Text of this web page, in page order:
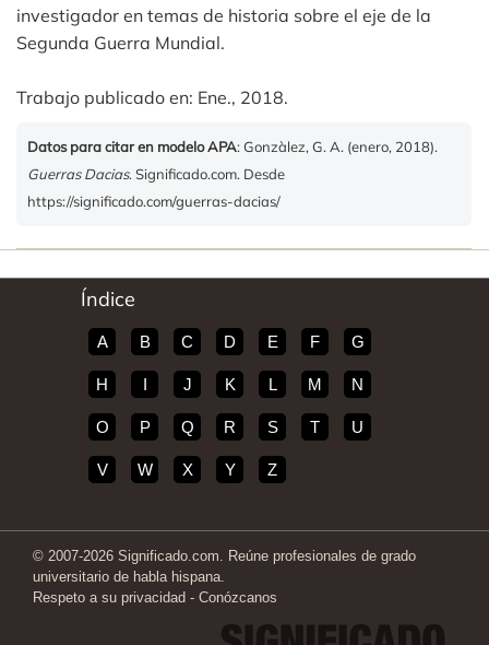
investigador en temas de historia sobre el eje de la
Segunda Guerra Mundial.
Trabajo publicado en: Ene., 2018.
Datos para citar en modelo APA: Gonzàlez, G. A. (enero, 2018).
Guerras Dacias. Significado.com. Desde
https://significado.com/guerras-dacias/
Índice
A B C D E F G
H I J K L M N
O P Q R S T U
V W X Y Z
© 2007-2026 Significado.com. Reúne profesionales de grado
universitario de habla hispana.
Respeto a su privacidad - Conózcanos